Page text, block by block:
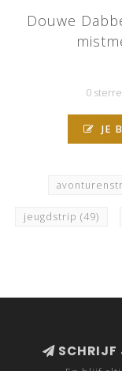
Douwe
0
JE
jeugdstrip (49)
SCHRIJF